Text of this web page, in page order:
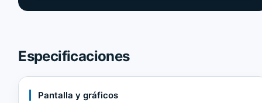
Especificaciones
Pantalla y gráficos